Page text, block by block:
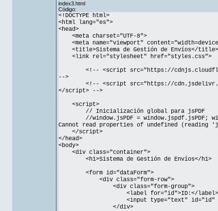
index3.html
Código:
<!DOCTYPE html>
<html lang="es">
<head>
<meta charset="UTF-8">
<meta name="viewport"
<title>Sistema de Gestión de Envíos</title>
<link rel="stylesheet" href="styles.css">
<!-- <script src="https://
-->
<!-- <script src="https://
</script> -->
<script>
// Inicialización global para jsPDF
//window.jsPDF = window.jspdf.jsPDF;
Cannot read properties of undefined (reading
</script>
</head>
<body>
<div class="container">
<h1>Sistema de Gestión de Envíos</h1>
<form id="dataForm">
<div class="form-row">
<div class="form-group">
<label for="id">ID:</label>
<input type="text" id="id"
</div>